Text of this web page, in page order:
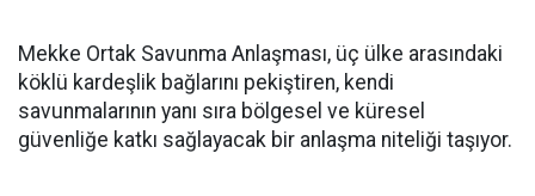
Mekke Ortak Savunma Anlaşması, üç ülke arasındaki
köklü kardeşlik bağlarını pekiştiren, kendi
savunmalarının yanı sıra bölgesel ve küresel
güvenliğe katkı sağlayacak bir anlaşma niteliği taşıyor.